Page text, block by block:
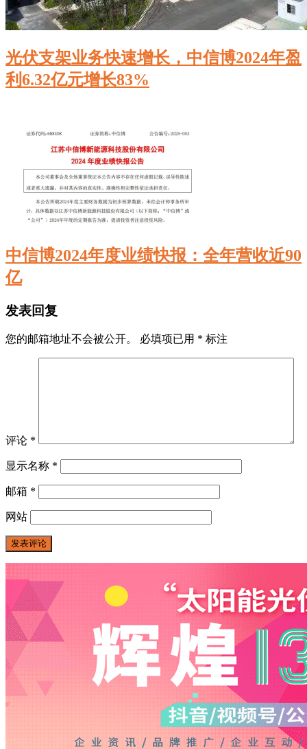
光伏支架业务快速增长，中信博2024年盈
利6.32亿元增长83%
中信博2024年度业绩快报：全年营收近90
亿
发表回复
您的邮箱地址不会被公开。 必填项已用 * 标注
评论 *
显示名称 *
邮箱 *
网站